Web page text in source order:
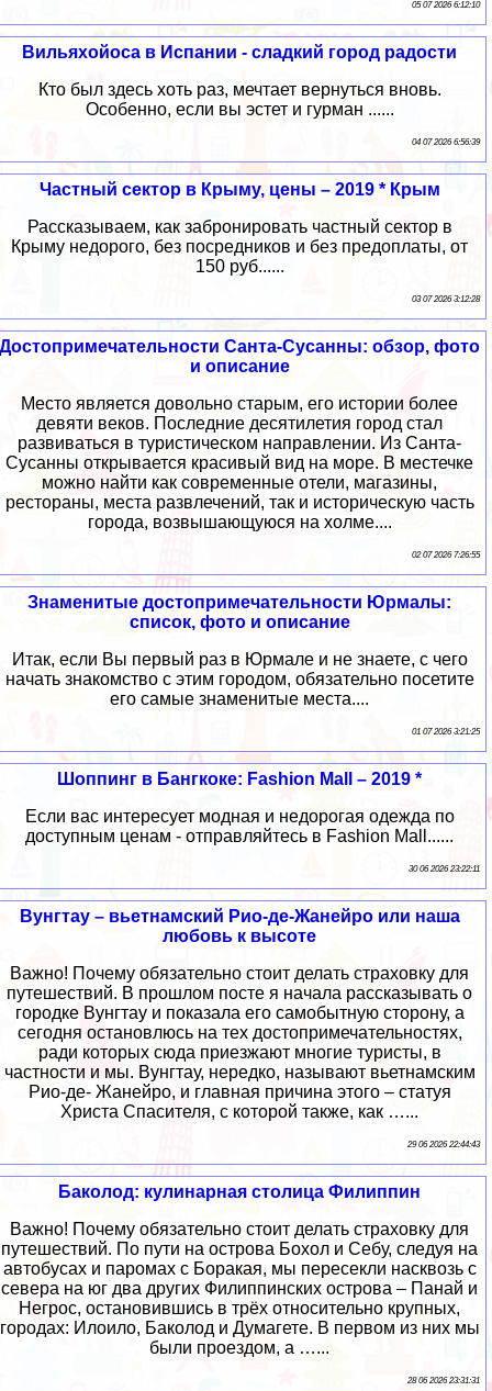
05 07 2026 6:12:10
Вильяхойоса в Испании - сладкий город радости
Кто был здесь хоть раз, мечтает вернуться вновь.
Особенно, если вы эстет и гурман ......
04 07 2026 6:56:39
Частный сектор в Крыму, цены – 2019 * Крым
Рассказываем, как забронировать частный сектор в
Крыму недорого, без посредников и без предоплаты, от
150 руб......
03 07 2026 3:12:28
Достопримечательности Санта-Сусанны: обзор, фото
и описание
Место является довольно старым, его истории более
девяти веков. Последние десятилетия город стал
развиваться в туристическом направлении. Из Санта-
Сусанны открывается красивый вид на море. В местечке
можно найти как современные отели, магазины,
рестораны, места развлечений, так и историческую часть
города, возвышающуюся на холме....
02 07 2026 7:26:55
Знаменитые достопримечательности Юрмалы:
список, фото и описание
Итак, если Вы первый раз в Юрмале и не знаете, с чего
начать знакомство с этим городом, обязательно посетите
его самые знаменитые места....
01 07 2026 3:21:25
Шоппинг в Бангкоке: Fashion Mall – 2019 *
Если вас интересует модная и недорогая одежда по
доступным ценам - отправляйтесь в Fashion Mall......
30 06 2026 23:22:11
Вунгтау – вьетнамский Рио-де-Жанейро или наша
любовь к высоте
Важно! Почему обязательно стоит делать страховку для
путешествий. В прошлом посте я начала рассказывать о
городке Вунгтау и показала его самобытную сторону, а
сегодня остановлюсь на тех достопримечательностях,
ради которых сюда приезжают многие туристы, в
частности и мы. Вунгтау, нередко, называют вьетнамским
Рио-де- Жанейро, и главная причина этого – статуя
Христа Спасителя, с которой также, как …...
29 06 2026 22:44:43
Баколод: кулинарная столица Филиппин
Важно! Почему обязательно стоит делать страховку для
путешествий. По пути на острова Бохол и Себу, следуя на
автобусах и паромах с Боракая, мы пересекли насквозь с
севера на юг два других Филиппинских острова – Панай и
Негрос, остановившись в трёх относительно крупных,
городах: Илоило, Баколод и Думагете. В первом из них мы
были проездом, а …...
28 06 2026 23:31:31